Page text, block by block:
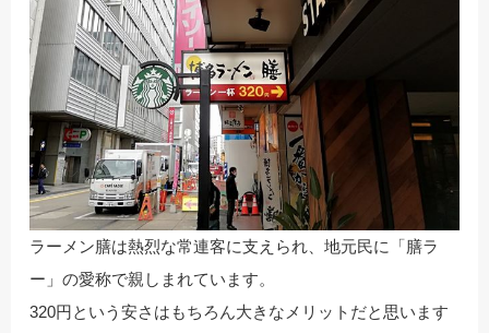
ラーメン膳は熱烈な常連客に支えられ、地元民に「膳ラ
ー」の愛称で親しまれています。
320円という安さはもちろん大きなメリットだと思います